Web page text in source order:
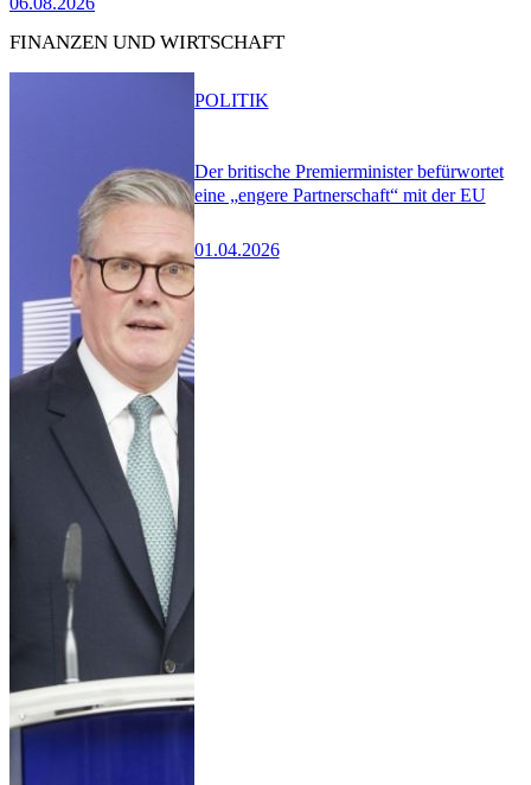
FINANZEN UND WIRTSCHAFT
Der britische Premierminister befürwortet
eine „engere Partnerschaft“ mit der EU
01.04.2026
POLITIK